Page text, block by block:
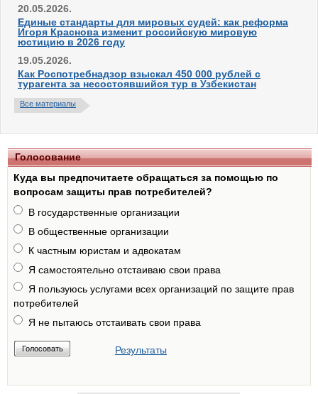
20.05.2026.
Единые стандарты для мировых судей: как реформа
Игоря Краснова изменит российскую мировую
юстицию в 2026 году
19.05.2026.
Как Роспотребнадзор взыскал 450 000 рублей с
турагента за несостоявшийся тур в Узбекистан
Все материалы
Голосование
Куда вы предпочитаете обращаться за помощью по
вопросам защиты прав потребителей?
В государственные организации
В общественные организации
К частным юристам и адвокатам
Я самостоятельно отстаиваю свои права
Я пользуюсь услугами всех организаций по защите прав
потребителей
Я не пытаюсь отстаивать свои права
Результаты